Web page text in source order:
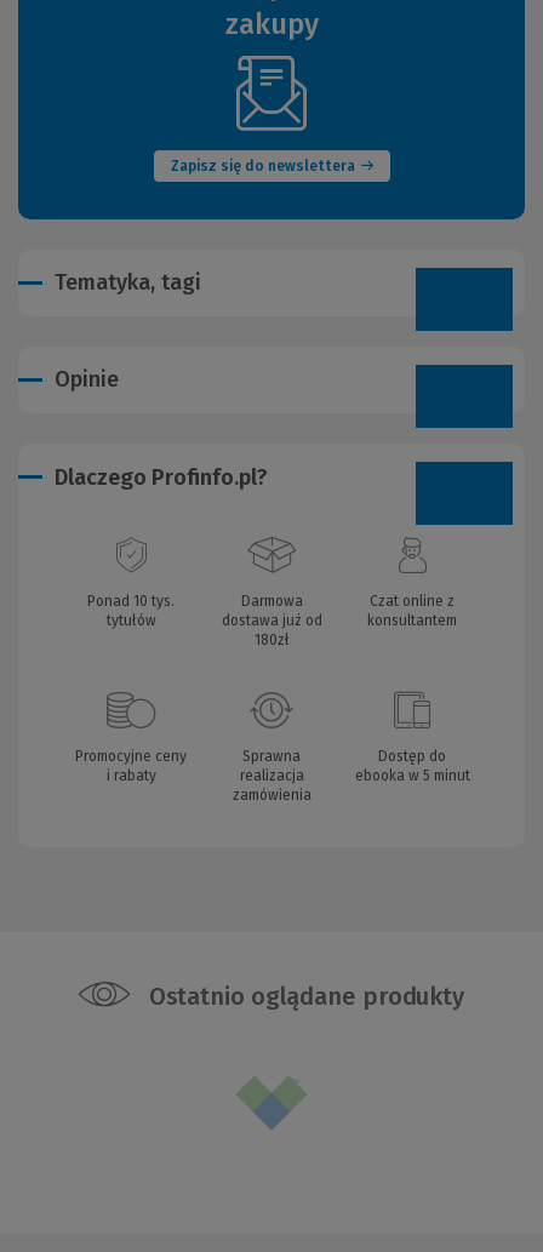
zakupy
Zapisz się do newslettera
(Nowe
okno)
Tematyka, tagi
Opinie
Dlaczego Profinfo.pl?
Ponad 10 tys.
tytułów
Darmowa
dostawa już od
180zł
Czat online z
konsultantem
Promocyjne ceny
i rabaty
Sprawna
realizacja
zamówienia
Dostęp do
ebooka w 5 minut
Ostatnio oglądane produkty